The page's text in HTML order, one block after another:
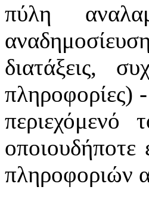
πύλη
διατάξεις,
πληροφορίες)
περιεχόμενό
οποιουδήποτε
πληροφοριών